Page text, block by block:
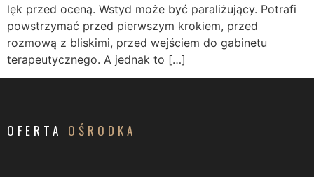
lęk przed oceną. Wstyd może być paraliżujący. Potrafi
powstrzymać przed pierwszym krokiem, przed
rozmową z bliskimi, przed wejściem do gabinetu
terapeutycznego. A jednak to […]
OFERTA OŚRODKA